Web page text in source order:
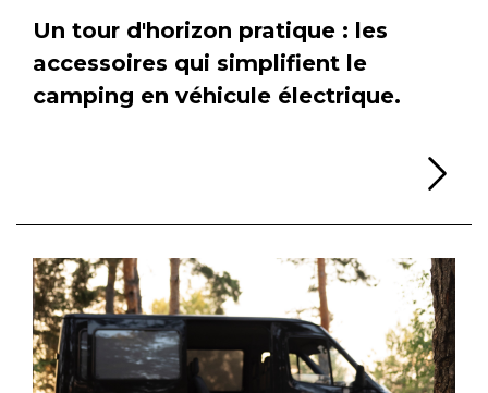
Un tour d'horizon pratique : les
accessoires qui simplifient le
camping en véhicule électrique.